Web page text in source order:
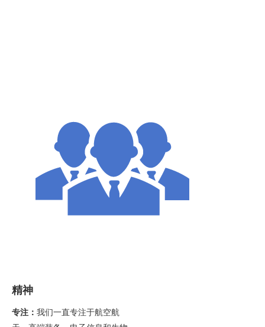
精神
专注： 我们一直专注于航空航